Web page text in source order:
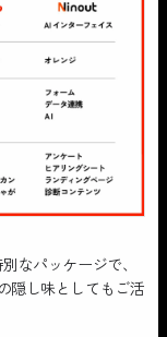
なパッケージで、
隠し味としてもご活